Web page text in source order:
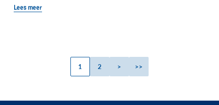
Lees meer
Huidige
1 Page
2
Volgende
>
Laatste
>>